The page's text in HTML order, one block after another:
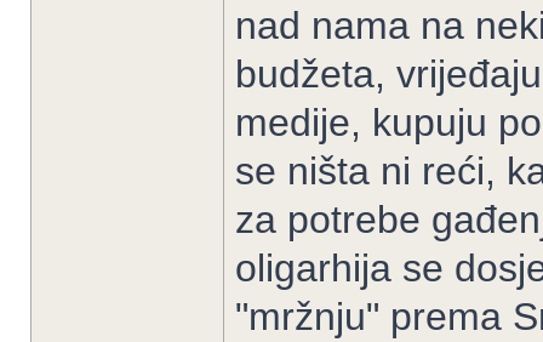
nad nama na
budžeta,
medije, kupuju
se ništa ni reći,
za potrebe
oligarhija se
"mržnju" prema